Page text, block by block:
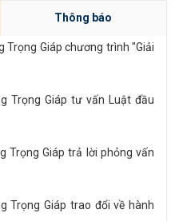
Thông báo
Trọng Giáp chương trình "Giải
Trọng Giáp tư vấn Luật đầu
Trọng Giáp trả lời phỏng vấn
Trọng Giáp trao đổi về hành